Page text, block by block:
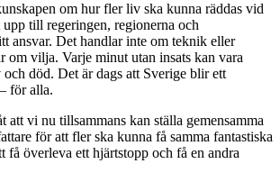
om hur fler liv ska kunna räddas vid
till regeringen, regionerna och
ansvar. Det handlar inte om teknik eller
om vilja. Varje minut utan insats kan vara
död. Det är dags att Sverige blir ett
för alla.
att vi nu tillsammans kan ställa gemensamma
för att fler ska kunna få samma fantastiska
få överleva ett hjärtstopp och få en andra